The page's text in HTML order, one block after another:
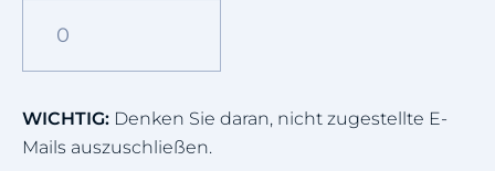
WICHTIG: Denken Sie daran, nicht zugestellte E-
Mails auszuschließen.